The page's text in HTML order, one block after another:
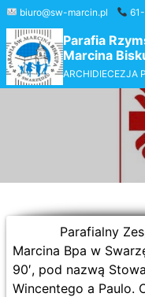
Przejdź
do
treści
biuro@sw-marcin.pl
Parafia
Marcina
ARCHIDIECEZJA
Parafialny
Marcina Bpa w
90′, pod nazwą
Wincentego a Paulo.